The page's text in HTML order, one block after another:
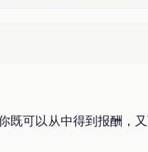
既可以从中得到报酬，